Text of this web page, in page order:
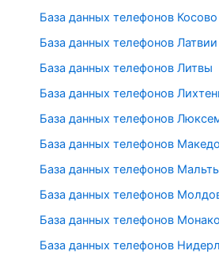
База данных телефонов Косово
База данных телефонов Латвии
База данных телефонов Литвы
База данных телефонов
База данных телефонов
База данных телефонов
База данных телефонов
База данных телефонов
База данных телефонов Монако
База данных телефонов